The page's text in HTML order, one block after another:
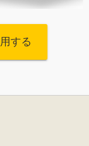
する